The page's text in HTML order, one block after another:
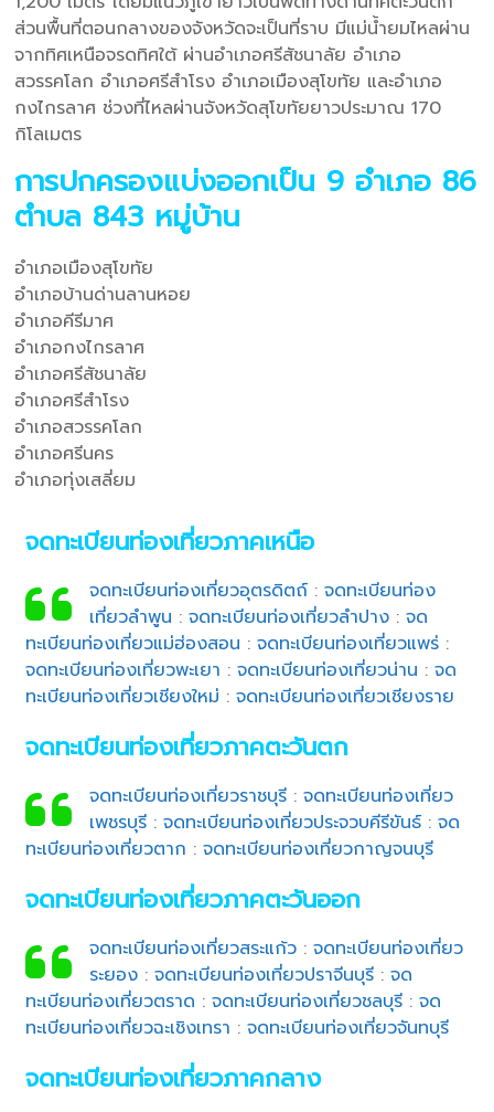
ส่วนพื้นที่ตอนกลางของจังหวัดจะเป็นที่ราบ มีแม่น้ำยมไหลผ่าน
จากทิศเหนือจรดทิศใต้ ผ่านอำเภอศรีสัชนาลัย อำเภอ
สวรรคโลก อำเภอศรีสำโรง อำเภอเมืองสุโขทัย และอำเภอ
กงไกรลาศ ช่วงที่ไหลผ่านจังหวัดสุโขทัยยาวประมาณ 170
กิโลเมตร
การปกครองแบ่งออกเป็น 9 อำเภอ 86
ตำบล 843 หมู่บ้าน
อำเภอเมืองสุโขทัย
อำเภอบ้านด่านลานหอย
อำเภอคีรีมาศ
อำเภอกงไกรลาศ
อำเภอศรีสัชนาลัย
อำเภอศรีสำโรง
อำเภอสวรรคโลก
อำเภอศรีนคร
อำเภอทุ่งเสลี่ยม
จดทะเบียนท่องเที่ยวภาคเหนือ
จดทะเบียนท่องเที่ยวอุตรดิตถ์: จดทะเบียนท่อง
เที่ยวลำพูน : จดทะเบียนท่องเที่ยวลำปาง: จด
ทะเบียนท่องเที่ยวแม่ฮ่องสอน :จดทะเบียนท่องเที่ยวแพร่ :
จดทะเบียนท่องเที่ยวพะเยา :จดทะเบียนท่องเที่ยวน่าน :จด
ทะเบียนท่องเที่ยวเชียงใหม่ :จดทะเบียนท่องเที่ยวเชียงราย
จดทะเบียนท่องเที่ยวภาคตะวันตก
จดทะเบียนท่องเที่ยวราชบุรี: จดทะเบียนท่องเที่ยว
เพชรบุรี: จดทะเบียนท่องเที่ยวประจวบคีรีขันธ์: จด
ทะเบียนท่องเที่ยวตาก :จดทะเบียนท่องเที่ยวกาญจนบุรี
จดทะเบียนท่องเที่ยวภาคตะวันออก
จดทะเบียนท่องเที่ยวสระแก้ว: จดทะเบียนท่องเที่ยว
ระยอง: จดทะเบียนท่องเที่ยวปราจีนบุรี: จด
ทะเบียนท่องเที่ยวตราด :จดทะเบียนท่องเที่ยวชลบุรี :จด
ทะเบียนท่องเที่ยวฉะเชิงเทรา :จดทะเบียนท่องเที่ยวจันทบุรี
จดทะเบียนท่องเที่ยวภาคกลาง